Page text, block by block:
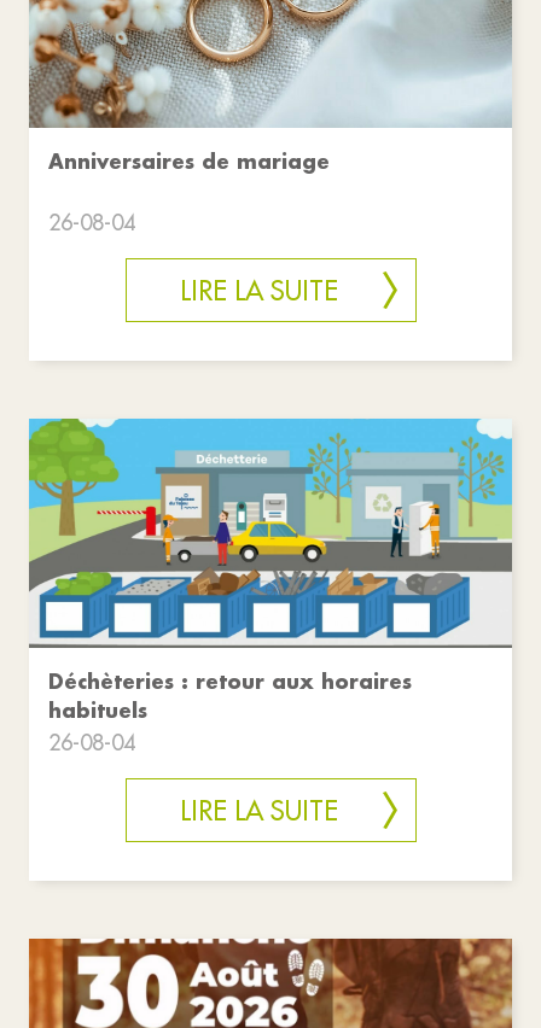
Anniversaires de mariage
26-08-04
LIRE LA SUITE
Déchèteries : retour aux horaires
habituels
26-08-04
LIRE LA SUITE